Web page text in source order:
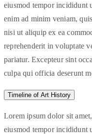
eiusmod tempor incididunt
enim ad minim veniam,
nisi ut aliquip ex ea
reprehenderit in voluptate
pariatur. Excepteur sint
culpa qui officia deserunt
Timeline of Art History
Lorem ipsum dolor sit
eiusmod tempor incididunt